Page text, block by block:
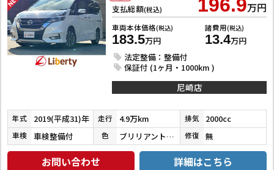
支払総額(税込) 196.9万円
車両本体価格(税込)
183.5万円
諸費用(税込)
13.4万円
法定整備：整備付
保証付 (1ヶ月・1000km )
尼崎店
年式 2019(平成31)年 走行 4.9万km 排気 2000cc
車検 車検整備付 色 ブリリアントホワイトパール３コートパール 修復 無
お問い合わせ 詳細はこちら